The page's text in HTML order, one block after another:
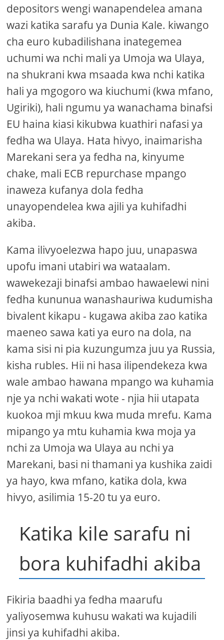
depositors wengi wanapendelea amana
wazi katika sarafu ya Dunia Kale. kiwango
cha euro kubadilishana inategemea
uchumi wa nchi mali ya Umoja wa Ulaya,
na shukrani kwa msaada kwa nchi katika
hali ya mgogoro wa kiuchumi (kwa mfano,
Ugiriki), hali ngumu ya wanachama binafsi
EU haina kiasi kikubwa kuathiri nafasi ya
fedha wa Ulaya. Hata hivyo, inaimarisha
Marekani sera ya fedha na, kinyume
chake, mali ECB repurchase mpango
inaweza kufanya dola fedha
unayopendelea kwa ajili ya kuhifadhi
akiba.
Kama ilivyoelezwa hapo juu, unapaswa
upofu imani utabiri wa wataalam.
wawekezaji binafsi ambao hawaelewi nini
fedha kununua wanashauriwa kudumisha
bivalent kikapu - kugawa akiba zao katika
maeneo sawa kati ya euro na dola, na
kama sisi ni pia kuzungumza juu ya Russia,
kisha rubles. Hii ni hasa ilipendekeza kwa
wale ambao hawana mpango wa kuhamia
nje ya nchi wakati wote - njia hii utapata
kuokoa mji mkuu kwa muda mrefu. Kama
mipango ya mtu kuhamia kwa moja ya
nchi za Umoja wa Ulaya au nchi ya
Marekani, basi ni thamani ya kushika zaidi
ya hayo, kwa mfano, katika dola, kwa
hivyo, asilimia 15-20 tu ya euro.
Katika kile sarafu ni
bora kuhifadhi akiba
Fikiria baadhi ya fedha maarufu
yaliyosemwa kuhusu wakati wa kujadili
jinsi ya kuhifadhi akiba.